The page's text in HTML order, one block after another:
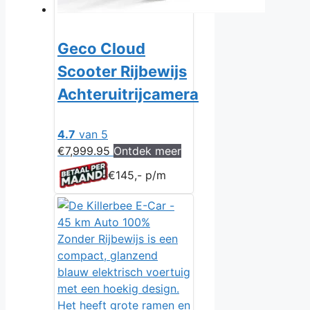
Geco Cloud
Scooter Rijbewijs
Achteruitrijcamera
4.7 van 5
€7,999.95 Ontdek meer
€145,- p/m